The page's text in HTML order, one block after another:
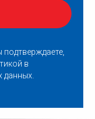
в
данных